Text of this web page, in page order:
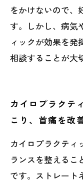
をかけないので、
す。しかし、病気
ィックが効果を発
相談することが大
カイロプラクテ
こり、首痛を改
カイロプラクティ
ランスを整えるこ
です。ストレート